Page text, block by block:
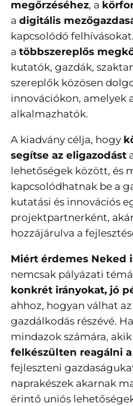
megőrzéséhez, a
a digitális
kapcsolódó
a többszereplős
kutatók, gazdák,
szereplők közösen
innovációkon, amelyek
alkalmazhatók.
A kiadvány célja, hogy
segítse az eligazodást
lehetőségek között, és
kapcsolódhatnak be a
kutatási és innovációs
projektpartnerként,
hozzájárulva a
Miért érdemes Neked
nemcsak pályázati
konkrét irányokat, jó
ahhoz, hogyan válhat
gazdálkodás részévé.
mindazok számára,
felkészülten reagálni
fejleszteni
naprakészek akarnak
érintő uniós